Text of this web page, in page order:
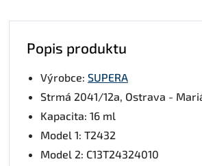
Popis produktu
Výrobce: SUPERA
Strmá 2041/12a, Ostrava -
Kapacita: 16 ml
Model 1: T2432
Model 2: C13T24324010